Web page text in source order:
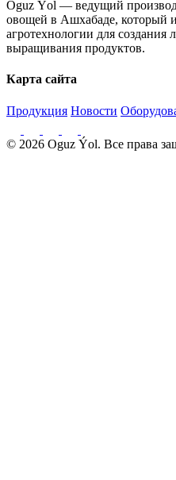
Oguz Ýol — ведущий
овощей в Ашхабаде, который
агротехнологии для создания
выращивания продуктов.
Карта сайта
Продукция Новости
© 2026 Oguz Ýol. Все права